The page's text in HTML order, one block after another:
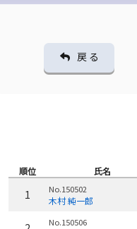
戻 る
順位 氏名
1 No.150502
木村 純一郎
No.150506